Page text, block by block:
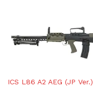
ICS L86 A2 AEG (JP Ver.)